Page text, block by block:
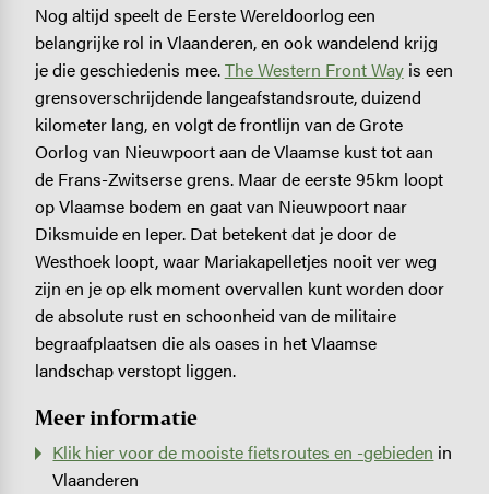
Nog altijd speelt de Eerste Wereldoorlog een
belangrijke rol in Vlaanderen, en ook wandelend krijg
je die geschiedenis mee.The Western Front Wayis een
grensoverschrijdende langeafstandsroute, duizend
kilometer lang, en volgt de frontlijn van de Grote
Oorlog van Nieuwpoort aan de Vlaamse kust tot aan
de Frans-Zwitserse grens. Maar de eerste 95km loopt
op Vlaamse bodem en gaat van Nieuwpoort naar
Diksmuide en Ieper. Dat betekent dat je door de
Westhoek loopt, waar Mariakapelletjes nooit ver weg
zijn en je op elk moment overvallen kunt worden door
de absolute rust en schoonheid van de militaire
begraafplaatsen die als oases in het Vlaamse
landschap verstopt liggen.
Meer informatie
Klik hier voor de mooiste fietsroutes en -gebieden in
Vlaanderen